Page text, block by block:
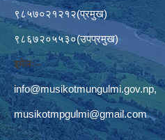
९८५७०२१२१२(प्रमुख)
९८६७२०५५३०(उपप्रमुख)
इमेलः–
info@musikotmungulmi.gov.np,
musikotmpgulmi@gmail.com